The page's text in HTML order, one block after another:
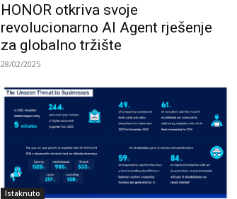
HONOR otkriva svoje
revolucionarno AI Agent rješenje
za globalno tržište
28/02/2025
Istaknuto